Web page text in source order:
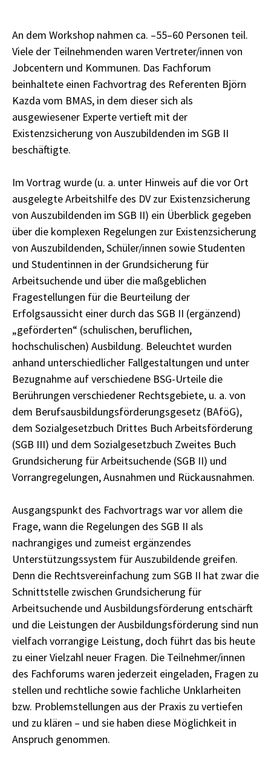
An dem Workshop nahmen ca. –55–60 Personen teil.
Viele der Teilnehmenden waren Vertreter/innen von
Jobcentern und Kommunen. Das Fachforum
beinhaltete einen Fachvortrag des Referenten Björn
Kazda vom BMAS, in dem dieser sich als
ausgewiesener Experte vertieft mit der
Existenzsicherung von Auszubildenden im SGB II
beschäftigte.
Im Vortrag wurde (u. a. unter Hinweis auf die vor Ort
ausgelegte Arbeitshilfe des DV zur Existenzsicherung
von Auszubildenden im SGB II) ein Überblick gegeben
über die komplexen Regelungen zur Existenzsicherung
von Auszubildenden, Schüler/innen sowie Studenten
und Studentinnen in der Grundsicherung für
Arbeitsuchende und über die maßgeblichen
Fragestellungen für die Beurteilung der
Erfolgsaussicht einer durch das SGB II (ergänzend)
„geförderten“ (schulischen, beruflichen,
hochschulischen) Ausbildung. Beleuchtet wurden
anhand unterschiedlicher Fallgestaltungen und unter
Bezugnahme auf verschiedene BSG-Urteile die
Berührungen verschiedener Rechtsgebiete, u. a. von
dem Berufsausbildungsförderungsgesetz (BAföG),
dem Sozialgesetzbuch Drittes Buch Arbeitsförderung
(SGB III) und dem Sozialgesetzbuch Zweites Buch
Grundsicherung für Arbeitsuchende (SGB II) und
Vorrangregelungen, Ausnahmen und Rückausnahmen.
Ausgangspunkt des Fachvortrags war vor allem die
Frage, wann die Regelungen des SGB II als
nachrangiges und zumeist ergänzendes
Unterstützungssystem für Auszubildende greifen.
Denn die Rechtsvereinfachung zum SGB II hat zwar die
Schnittstelle zwischen Grundsicherung für
Arbeitsuchende und Ausbildungsförderung entschärft
und die Leistungen der Ausbildungsförderung sind nun
vielfach vorrangige Leistung, doch führt das bis heute
zu einer Vielzahl neuer Fragen. Die Teilnehmer/innen
des Fachforums waren jederzeit eingeladen, Fragen zu
stellen und rechtliche sowie fachliche Unklarheiten
bzw. Problemstellungen aus der Praxis zu vertiefen
und zu klären – und sie haben diese Möglichkeit in
Anspruch genommen.